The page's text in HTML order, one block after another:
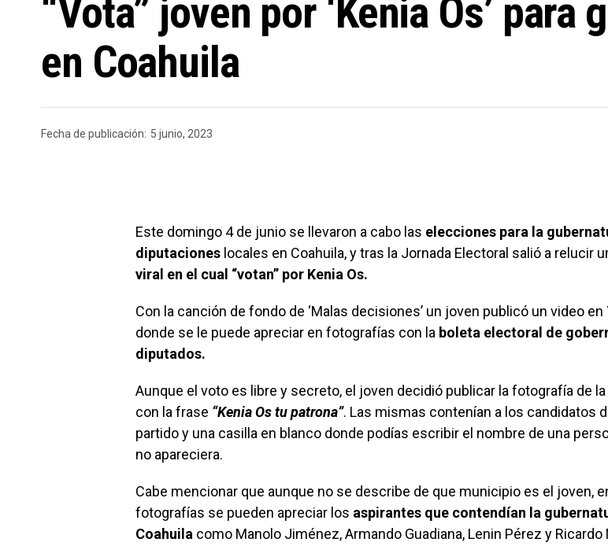
“Vota” joven por ‘Kenia Os’
en Coahuila
Fecha de publicación: 5 junio, 2023
Este domingo 4 de junio se llevaron a cabo las elecciones para la
diputaciones locales en Coahuila, y tras la Jornada Electoral salió a relucir
viral en el cual “votan” por Kenia Os.
Con la canción de fondo de ‘Malas decisiones’ un joven publicó un video en
donde se le puede apreciar en fotografías con la boleta electoral de
diputados.
Aunque el voto es libre y secreto, el joven decidió publicar la fotografía de
con la frase “Kenia Os tu patrona”. Las mismas contenían a los candidatos
partido y una casilla en blanco donde podías escribir el nombre de una
no apareciera.
Cabe mencionar que aunque no se describe de que municipio es el joven,
fotografías se pueden apreciar los aspirantes que contendían la
Coahuila como Manolo Jiménez, Armando Guadiana, Lenin Pérez y Ricardo